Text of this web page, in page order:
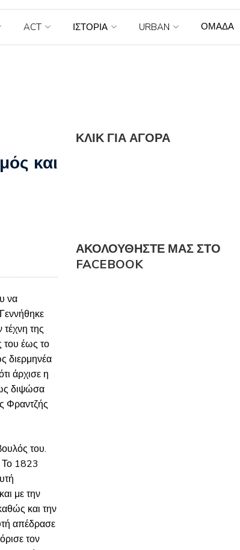
ACT ΙΣΤΟΡΙΑ URBAN ΟΜΑΔΑ
και
να
της
του έως το
διερμηνέα
άρχισε η
διψώσα
Φραντζής
του.
Το 1823
με την
και την
απέδρασε
τον
ΚΛΙΚ ΓΙΑ ΑΓΟΡΆ
ΑΚΟΛΟΎΘΗΣΤΕ ΜΑΣ ΣΤΟ
FACEBOOK